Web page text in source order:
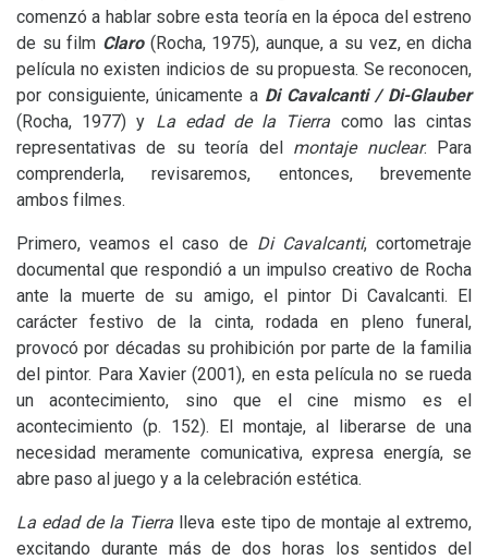
comenzó a hablar sobre esta teoría en la época del estreno
de su film Claro (Rocha, 1975), aunque, a su vez, en dicha
película no existen indicios de su propuesta. Se reconocen,
por consiguiente, únicamente a Di Cavalcanti / Di-Glauber
(Rocha, 1977) y La edad de la Tierra como las cintas
representativas de su teoría del montaje nuclear. Para
comprenderla, revisaremos, entonces, brevemente
ambos filmes.
Primero, veamos el caso de Di Cavalcanti, cortometraje
documental que respondió a un impulso creativo de Rocha
ante la muerte de su amigo, el pintor Di Cavalcanti. El
carácter festivo de la cinta, rodada en pleno funeral,
provocó por décadas su prohibición por parte de la familia
del pintor. Para Xavier (2001), en esta película no se rueda
un acontecimiento, sino que el cine mismo es el
acontecimiento (p. 152). El montaje, al liberarse de una
necesidad meramente comunicativa, expresa energía, se
abre paso al juego y a la celebración estética.
La edad de la Tierra lleva este tipo de montaje al extremo,
excitando durante más de dos horas los sentidos del